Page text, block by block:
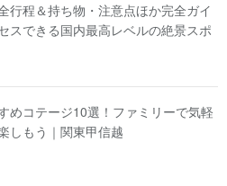
行程＆持ち物・注意点ほか完全ガイ
スできる国内最高レベルの絶景スポ
めコテージ10選！ファミリーで気軽
しもう｜関東甲信越